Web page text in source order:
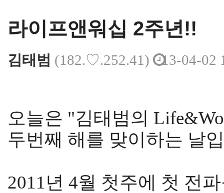
라이프앤워십 2주년!!
김태범 (182.♡.252.41) 13-04-02
오늘은 "김태범의
두번째 해를 맞이하는 날
2011년 4월 첫주에 첫 전